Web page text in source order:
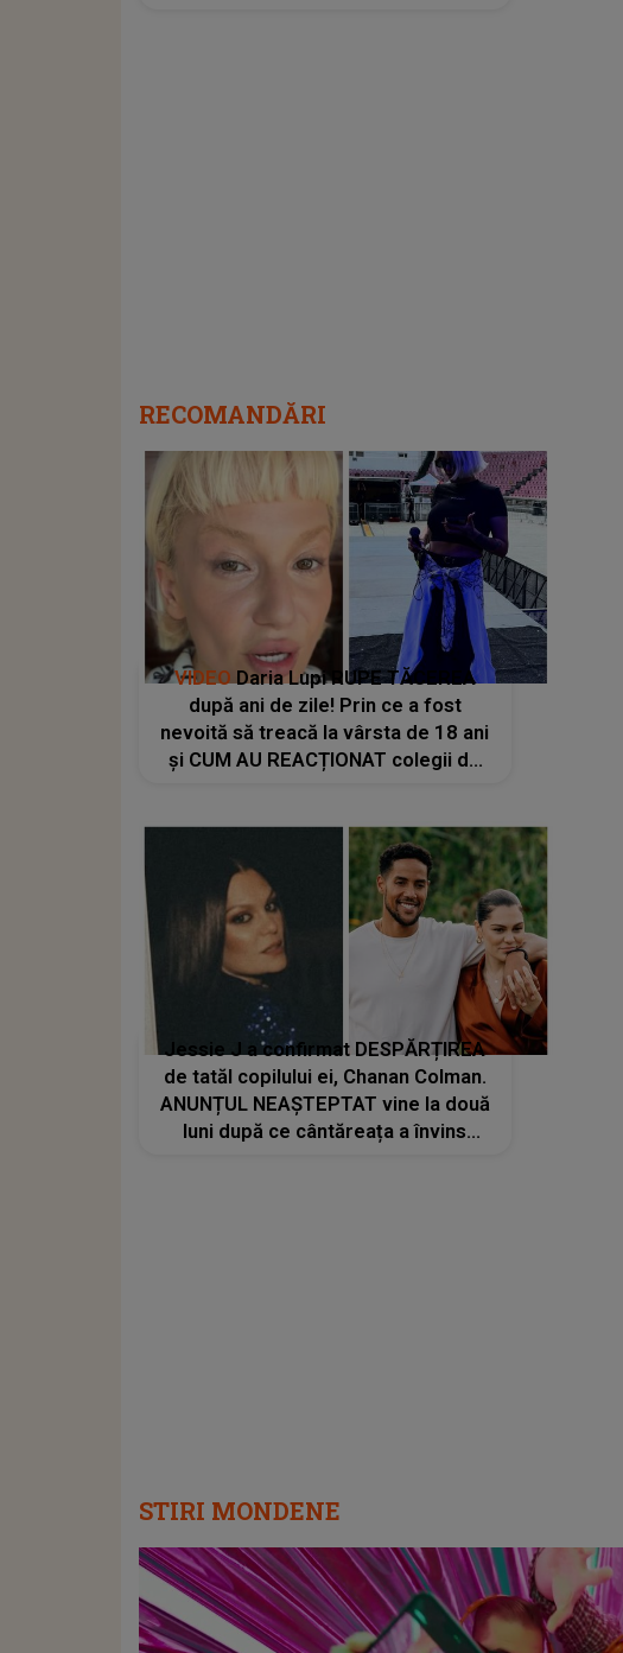
RECOMANDĂRI
VIDEODaria Lupi RUPE TĂCEREA
după ani de zile! Prin ce a fost
nevoită să treacă la vârsta de 18 ani
și CUM AU REACȚIONAT colegii de
dispusă să te..."
Jessie J a confirmat DESPĂRȚIREA
de tatăl copilului ei, Chanan Colman.
ANUNȚUL NEAȘTEPTAT vine la două
luni după ce cântăreața a învins
STIRI MONDENE